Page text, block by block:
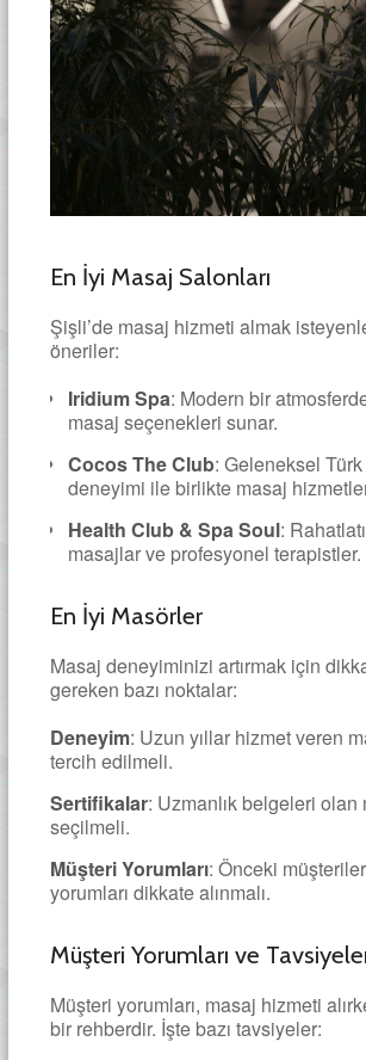
En İyi Masaj Salonları
Şişli’de masaj hizmeti almak
öneriler:
Iridium Spa: Modern bir
masaj seçenekleri sunar.
Cocos The Club: Geleneksel Türk
deneyimi ile birlikte masaj
Health Club & Spa Soul:
masajlar ve profesyonel terapistler.
En İyi Masörler
Masaj deneyiminizi artırmak için
gereken bazı noktalar:
Deneyim: Uzun yıllar hizmet veren
tercih edilmeli.
Sertifikalar: Uzmanlık belgeleri olan
seçilmeli.
Müşteri Yorumları: Önceki
yorumları dikkate alınmalı.
Müşteri Yorumları ve
Müşteri yorumları, masaj hizmeti
bir rehberdir. İşte bazı tavsiyeler: